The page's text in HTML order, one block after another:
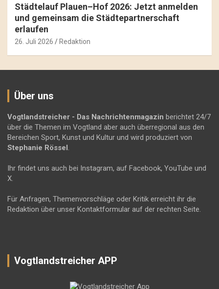
Städtelauf Plauen–Hof 2026: Jetzt anmelden
und gemeinsam die Städtepartnerschaft
erlaufen
26. Juli 2026 Redaktion
Über uns
Vogtlandstreicher - Das Nachrichtenmagazin berichtet 24/7
über die Themen im Vogtland aber auch überregional aus den
Bereichen Sport, Kunst und Kultur und wird produziert von
Stephanie Rössel.
Ihr findet uns auch bei Instagram, auf Facebook, YouTube und
X.
Für Anfragen, Themenvorschläge oder Kritik erreicht ihr die
Redaktion über unser Kontaktformular auf der rechten Seite.
Vogtlandstreicher APP